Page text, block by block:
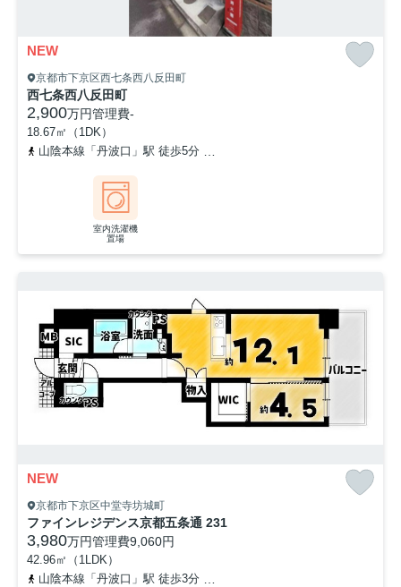
NEW
京都市下京区西七条西八反田町
西七条西八反田町
2,900万円管理費-
18.67㎡（1DK）
山陰本線「丹波口」駅 徒歩5分
室内洗濯機
置場
NEW
京都市下京区中堂寺坊城町
ファインレジデンス京都五条通 231
3,980万円管理費9,060円
42.96㎡（1LDK）
山陰本線「丹波口」駅 徒歩3分